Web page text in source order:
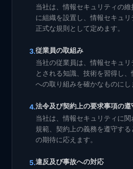
当社は、情報セキュリティの
に組織を設置し、情報セキュ
正式な規則として定めます。
3.従業員の取組み
当社の従業員は、情報セキュ
とされる知識、技術を習得し、
への取り組みを確かなものにし
4.法令及び契約上の要求事項の遵
当社は、情報セキュリティに関
規範、契約上の義務を遵守す
の期待に応えます。
5.違反及び事故への対応